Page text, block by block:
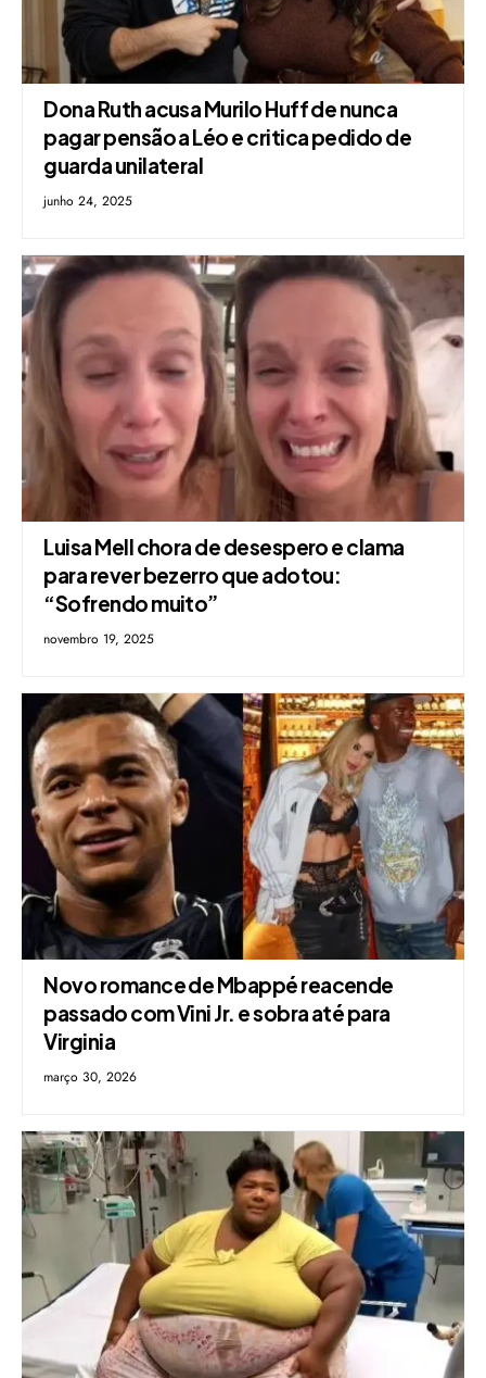
Dona Ruth acusa Murilo Huff de nunca
pagar pensão a Léo e critica pedido de
guarda unilateral
junho 24, 2025
Luisa Mell chora de desespero e clama
para rever bezerro que adotou:
“Sofrendo muito”
novembro 19, 2025
Novo romance de Mbappé reacende
passado com Vini Jr. e sobra até para
Virginia
março 30, 2026